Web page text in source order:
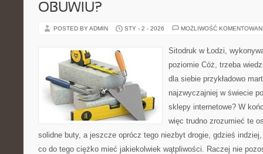
OBUWIU?
POSTED BY ADMIN STY - 2 - 2026 MOŻLIWOŚĆ
Sitodruk w Łodzi,
poziomie Cóż, trzeba
dla siebie przykładowo
najzwyczajniej w świecie
sklepy internetowe? W
więc trudno zrozumieć te
solidne buty, a jeszcze oprócz tego niezbyt drogie, gdzieś
co do tego ciężko mieć jakiekolwiek wątpliwości. Raczej nie